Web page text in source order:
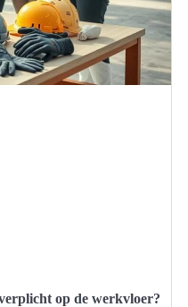
op de werkvloer?